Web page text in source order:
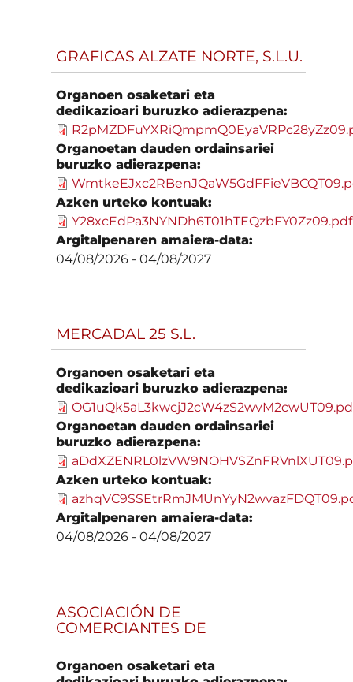
GRAFICAS ALZATE NORTE, S.L.U.
Organoen osaketari eta
dedikazioari buruzko adierazpena:
Organoetan dauden ordainsariei
buruzko adierazpena:
Azken urteko kontuak:
Y28xcEdPa3NYNDh6T01hTEQzbFY0Zz09.pdf
Argitalpenaren amaiera-data:
04/08/2026 -04/08/2027
MERCADAL 25 S.L.
Organoen osaketari eta
dedikazioari buruzko adierazpena:
Organoetan dauden ordainsariei
buruzko adierazpena:
Azken urteko kontuak:
Argitalpenaren amaiera-data:
04/08/2026 -04/08/2027
ASOCIACIÓN DE
COMERCIANTES DE
Organoen osaketari eta